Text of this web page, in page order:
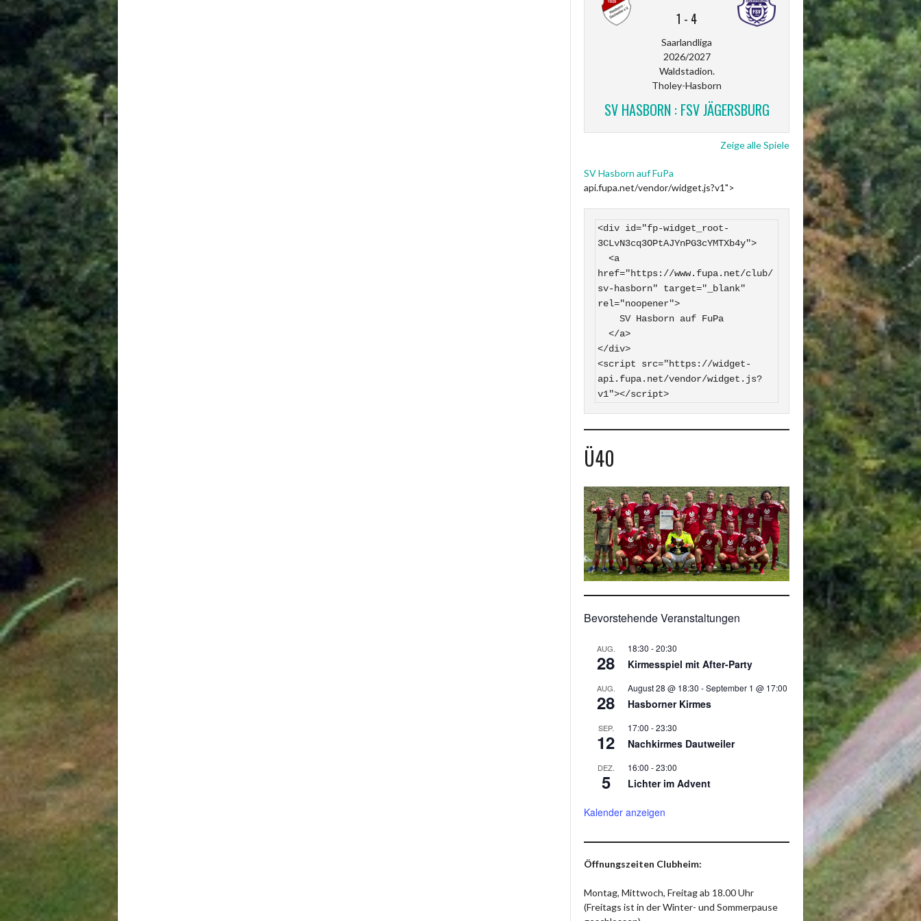
1 - 4
Saarlandliga
2026/2027
Waldstadion.
Tholey-Hasborn
SV HASBORN : FSV JÄGERSBURG
Zeige alle Spiele
SV Hasborn auf FuPa
api.fupa.net/vendor/widget.js?v1">
<div id="fp-widget_root-
3CLvN3cq3OPtAJYnPG3cYMTXb4y">
href="https://www.fupa.net/club/
sv-hasborn" target="_blank"
rel="noopener">
</div>
<script src="https://widget-
api.fupa.net/vendor/widget.js?
v1"></script>
Ü40
Bevorstehende Veranstaltungen
AUG.
28
18:30 -20:30
Kirmesspiel mit After-Party
AUG.
28
August 28 @ 18:30 -September 1 @ 17:00
Hasborner Kirmes
SEP.
12
17:00 -23:30
Nachkirmes Dautweiler
DEZ.
5
16:00 -23:00
Lichter im Advent
Kalender anzeigen
Öffnungszeiten Clubheim:
Montag, Mittwoch, Freitag ab 18.00 Uhr
(Freitags ist in der Winter- und Sommerpause